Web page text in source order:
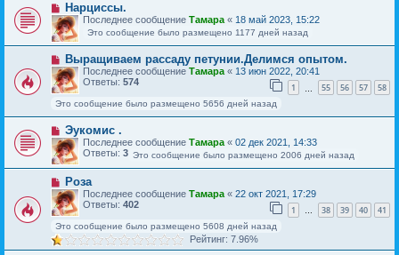
Нарциссы.
Последнее сообщение Тамара« 18 май 2023, 15:22
Это сообщение было размещено 1177 дней назад
Выращиваем рассаду петунии.Делимся опытом.
Последнее сообщение Тамара« 13 июн 2022, 20:41
Ответы: 574 1 55 56 57 58
Это сообщение было размещено 5656 дней назад
Эукомис .
Последнее сообщение Тамара « 02 дек 2021, 14:33
Ответы: 3 Это сообщение было размещено 2006 дней назад
Роза
Последнее сообщение Тамара « 22 окт 2021, 17:29
Ответы: 402 1 … 38 39 40 41
Это сообщение было размещено 5608 дней назад
Рейтинг: 7.96%